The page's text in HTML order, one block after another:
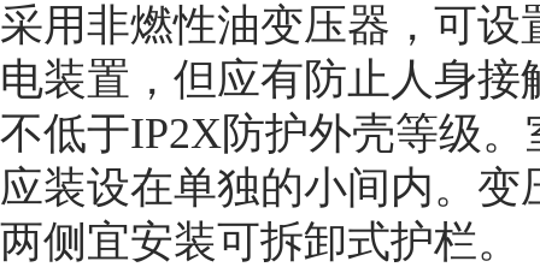
采用非燃性油变压器，可
电装置，但应有防止人身
不低于IP2X防护外壳等级
应装设在单独的小间内。
两侧宜安装可拆卸式护栏。